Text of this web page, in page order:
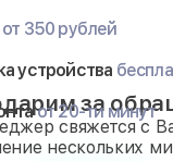
от 350 рублей
устройства
от 20-ти минут
за
свяжется с
нескольких